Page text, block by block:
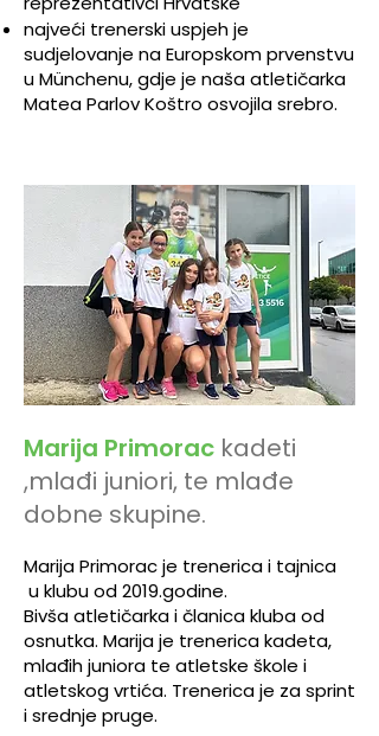
najveći trenerski uspjeh je
sudjelovanje na Europskom prvenstvu
u Münchenu, gdje je naša atletičarka
Matea Parlov Koštro osvojila srebro.
Marija Primorac kadeti
,mlađi juniori, te mlađe
dobne skupine.
Marija Primorac je trenerica i tajnica
u klubu od 2019.godine.
Bivša atletičarka i članica kluba od
osnutka. Marija je trenerica kadeta,
mlađih juniora te atletske škole i
atletskog vrtića. Trenerica je za sprint
i srednje pruge.